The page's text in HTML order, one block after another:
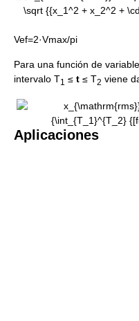
Vef=2·Vmax/pi
Para una función de
intervalo T1 ≤ t ≤ T2 viene
Aplicaciones